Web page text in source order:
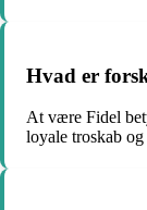
Hvad er
At være Fidel
loyale troskab